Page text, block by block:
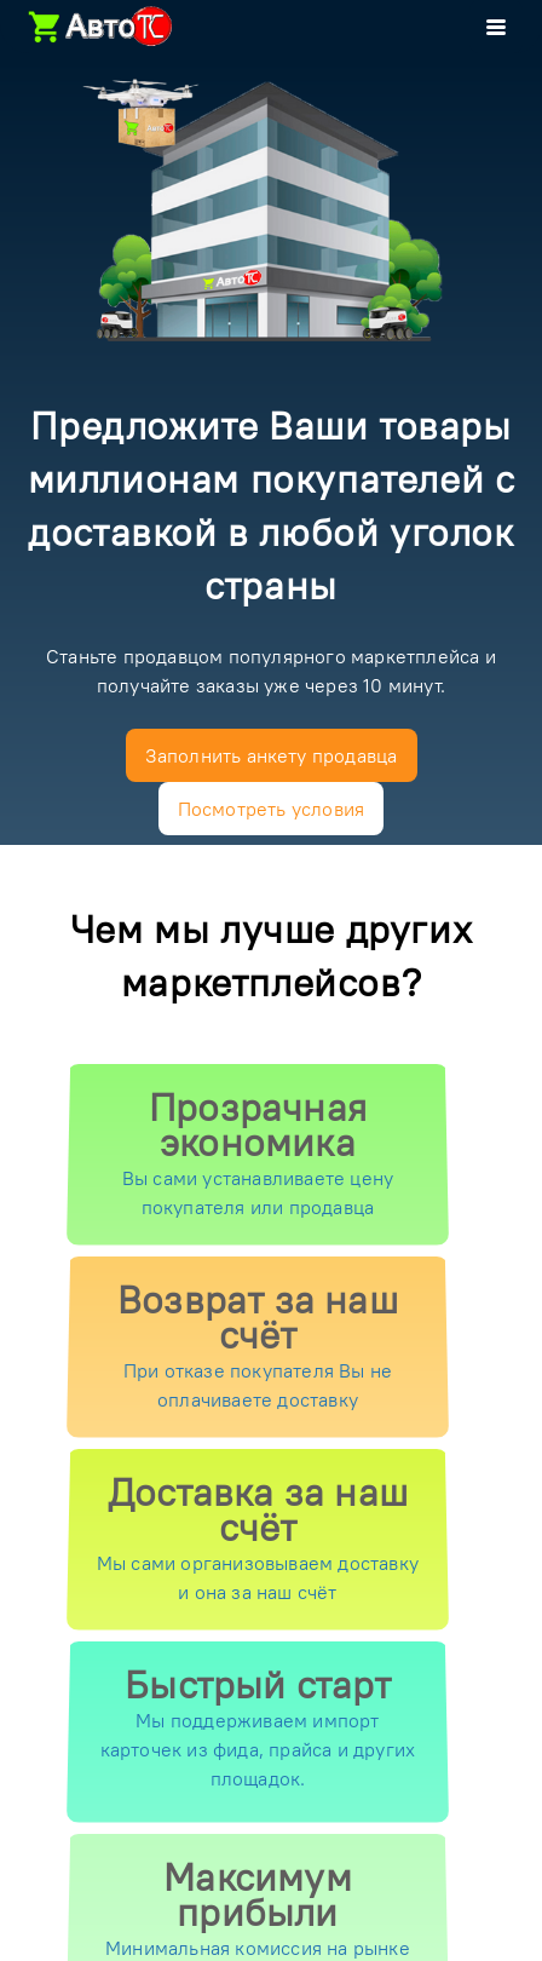
Предложите Ваши товары
миллионам покупателей с
доставкой в любой уголок
страны
Станьте продавцом популярного маркетплейса и
получайте заказы уже через 10 минут.
Заполнить анкету продавца
Посмотреть условия
Чем мы лучше других
маркетплейсов?
Прозрачная
экономика
Вы сами устанавливаете цену
покупателя или продавца
Возврат за наш
счёт
При отказе покупателя Вы не
оплачиваете доставку
Доставка за наш
счёт
Мы сами организовываем доставку
и она за наш счёт
Быстрый старт
Мы поддерживаем импорт
карточек из фида, прайса и других
площадок.
Максимум
прибыли
Минимальная комиссия на рынке